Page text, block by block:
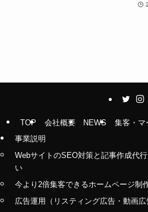
TOP 会社概要 NEWS
集客・マ
事業説明
WebサイトのSEO対策と記事作成代
い
今より2倍集客できるホームページ制
広告運用（リスティング広告・動画